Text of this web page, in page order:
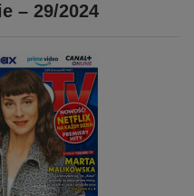
informatyka
– 29/2024